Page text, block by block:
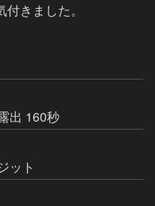
きました。
出 160秒
ット